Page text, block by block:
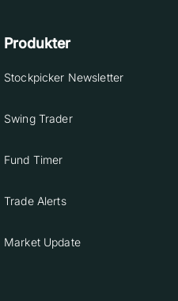
Produkter
Stockpicker Newsletter
Swing Trader
Fund Timer
Trade Alerts
Market Update